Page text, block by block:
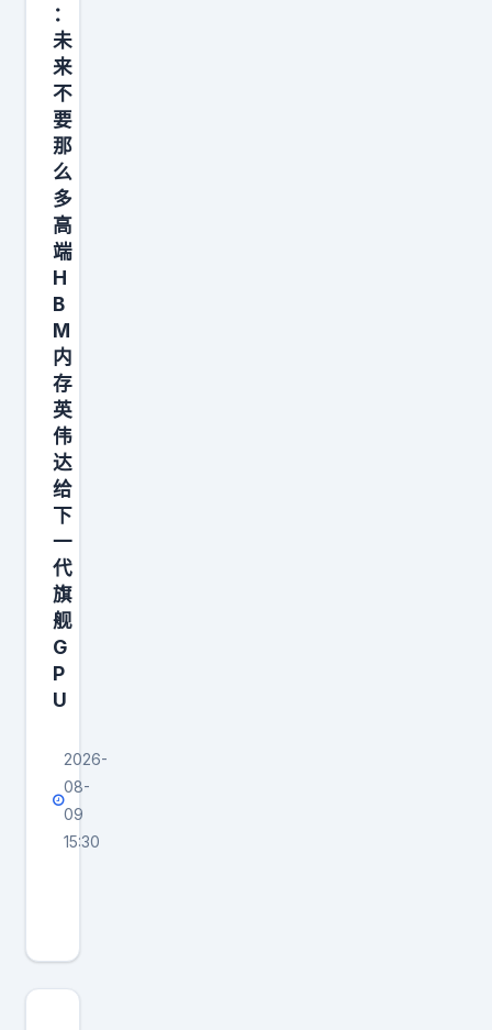
踩
了
，
不
会
利
空
消
费
股
吧
脚
踩
这
个
：
未
来
不
要
那
么
多
高
端
H
B
M
内
存
英
伟
达
给
下
一
代
旗
舰
G
P
U
2026-
08-
09
15:30
带
崩